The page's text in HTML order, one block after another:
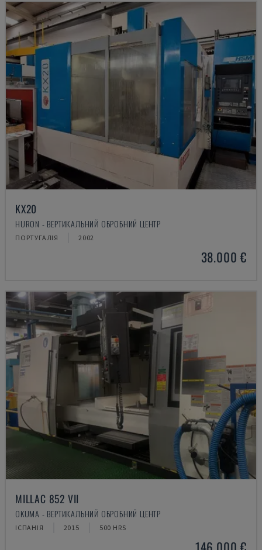
KX20
HURON - ВЕРТИКАЛЬНИЙ ОБРОБНИЙ ЦЕНТР
ПОРТУГАЛІЯ 2002
38.000 €
MILLAC 852 VII
OKUMA - ВЕРТИКАЛЬНИЙ ОБРОБНИЙ ЦЕНТР
ІСПАНІЯ 2015 500 HRS